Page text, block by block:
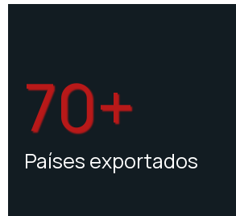
70+
Países exportados